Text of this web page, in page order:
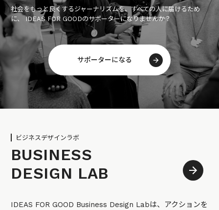
社会をもっと良くするジャーナリズムを、すべての人に届けるため
に、 IDEAS FOR GOODのサポーターになりませんか？
サポーターになる
ビジネスデザインラボ
BUSINESS
DESIGN LAB
IDEAS FOR GOOD Business Design Labは、アクションを